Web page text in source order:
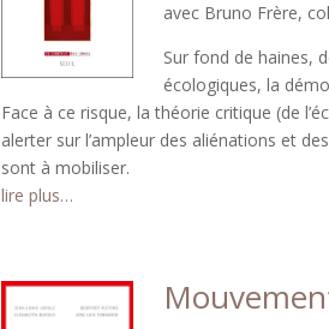
avec Bruno Frère,
Sur fond de haines,
écologiques, la
Face à ce risque, la théorie critique (de
alerter sur l’ampleur des aliénations et
sont à mobiliser.
lire plus…